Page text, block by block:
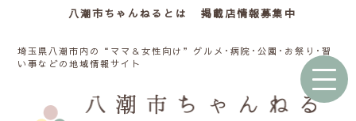
八潮市ちゃんねるとは 掲載店情報募集中
埼玉県八潮市内の“ママ＆女性向け”グルメ･病院･公園･お祭り･習
い事などの地域情報サイト